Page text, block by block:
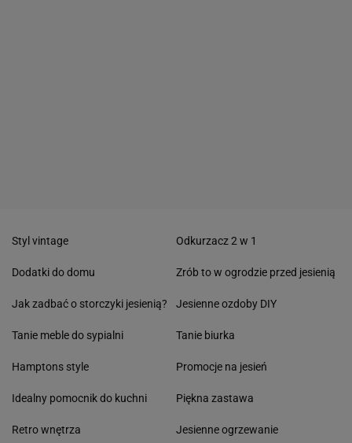
Styl vintage
Dodatki do domu
Jak zadbać o storczyki jesienią?
Tanie meble do sypialni
Hamptons style
Idealny pomocnik do kuchni
Retro wnętrza
Odkurzacz 2 w 1
Zrób to w ogrodzie przed jesienią
Jesienne ozdoby DIY
Tanie biurka
Promocje na jesień
Piękna zastawa
Jesienne ogrzewanie